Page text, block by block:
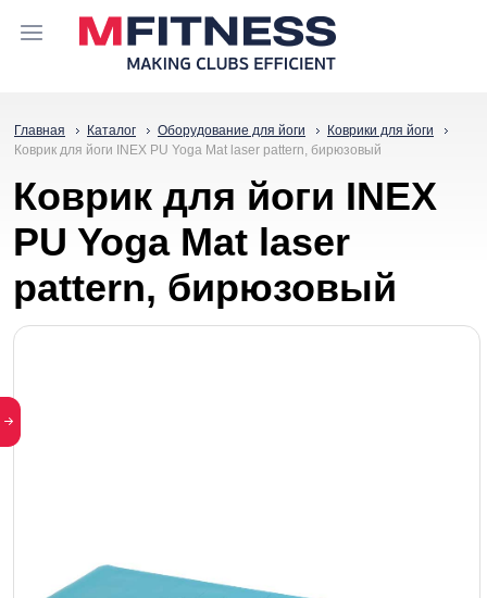
Главная Каталог Оборудование для йоги
Коврики для йоги
Коврик для йоги INEX PU Yoga Mat laser pattern, бирюзовый
Коврик для йоги INEX
PU Yoga Mat laser
pattern, бирюзовый